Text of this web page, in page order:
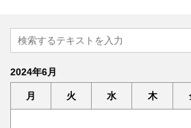
2024年6月
月 火 水 木